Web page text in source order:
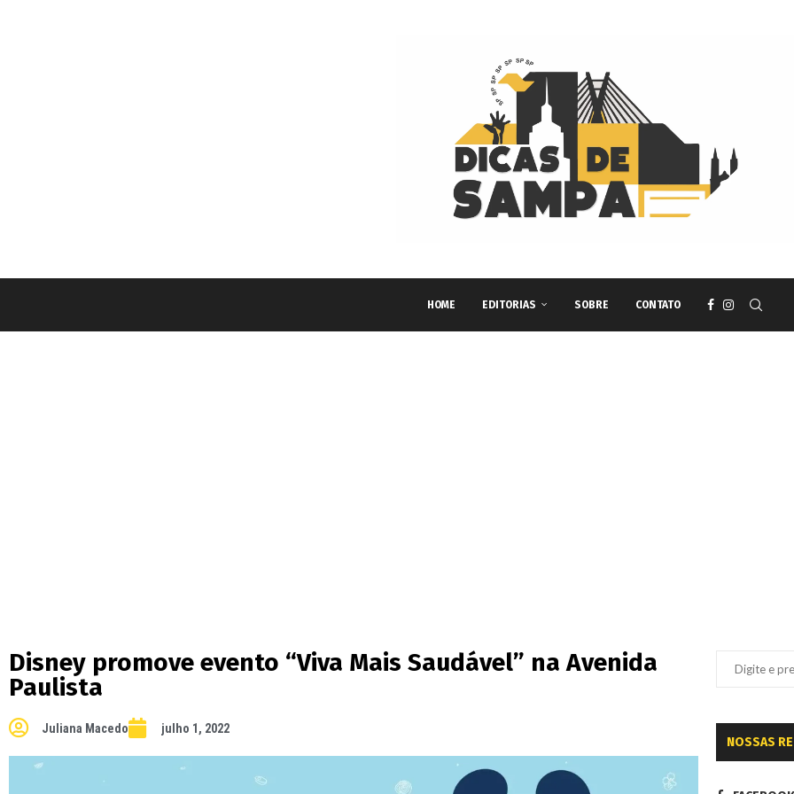
HOME EDITORIAS SOBRE CONTATO
Disney promove evento “Viva Mais Saudável” na Avenida
Paulista
Juliana Macedo julho 1, 2022
NOSSAS